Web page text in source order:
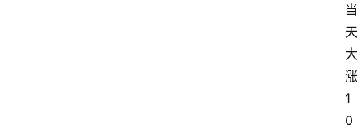
当
天
大
涨
1
0